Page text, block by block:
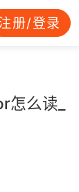
册/登录
么读_